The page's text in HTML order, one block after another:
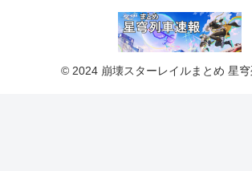
© 2024 崩壊スターレイルまとめ 星